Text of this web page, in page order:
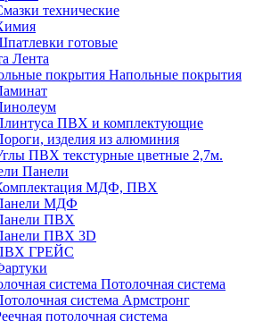
технические
готовые
Лента
Напольные покрытия
ПВХ и комплектующие
изделия из алюминия
ПВХ текстурные цветные 2,7м.
Панели
МДФ, ПВХ
МДФ
ПВХ
ПВХ 3D
ГРЕЙС
Потолочная система
система Армстронг
потолочная система